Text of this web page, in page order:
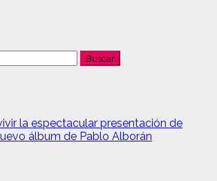
la espectacular presentación de
álbum de Pablo Alborán